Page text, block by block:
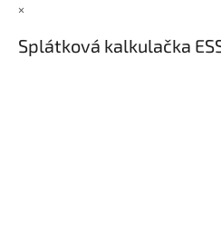
×
Splátková kalkulačka